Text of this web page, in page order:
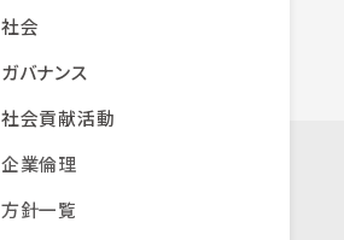
社会
ガバナンス
社会貢献活動
企業倫理
方針一覧